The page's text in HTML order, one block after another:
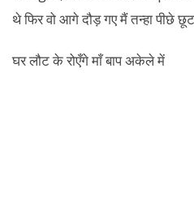
घर लौट के रोएँगे माँ बाप अकेले में